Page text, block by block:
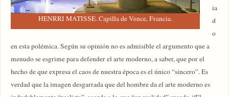
HENRRI MATISSE. Capilla de Vence, Francia.
ia
d
o
en esta polémica. Según su opinión no es admisible el argumento que a
menudo se esgrime para defender el arte moderno, a saber, que por el
hecho de que expresa el caos de nuestra época es el único “sincero”. Es
verdad que la imagen desgarrada que del hombre da el arte moderno es